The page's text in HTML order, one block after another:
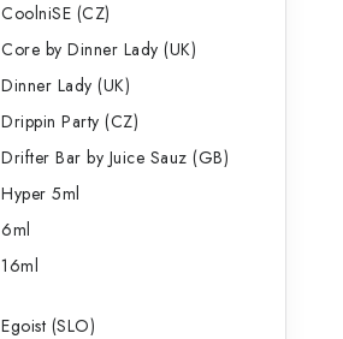
CoolniSE (CZ)
Core by Dinner Lady (UK)
Dinner Lady (UK)
Drippin Party (CZ)
Drifter Bar by Juice Sauz (GB)
Hyper 5ml
6ml
16ml
Egoist (SLO)